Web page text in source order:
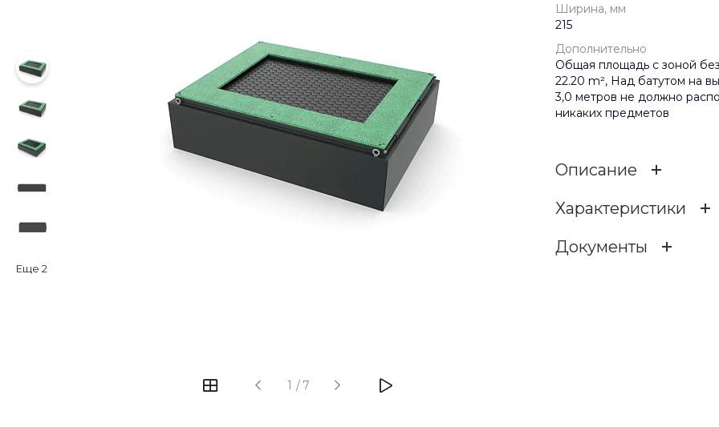
Еще 2
1 / 7
Ширина, мм
215
Дополнительно
Общая площадь с зоной
22.20 m², Над батутом на
3,0 метров не должно
никаких предметов
Описание
Батуты — это
позволяет играть
Характеристики
Документы